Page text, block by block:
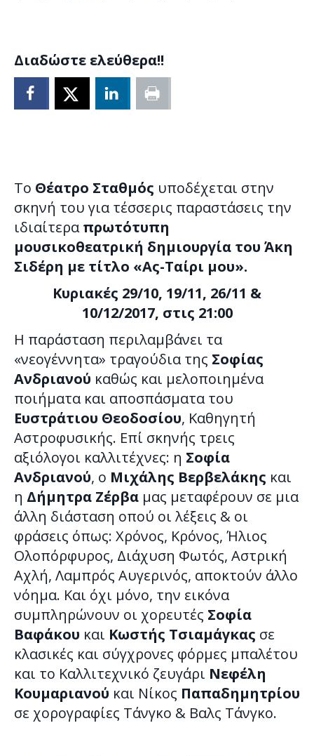
Διαδώστε ελεύθερα!!
Tο Θέατρο Σταθμός υποδέχεται στην
σκηνή του για τέσσερις παραστάσεις την
ιδιαίτεραπρωτότυπη
μουσικοθεατρική δημιουργία του Άκη
Σιδέρη με τίτλο «Ας-Ταίρι μου».
Κυριακές 29/10, 19/11, 26/11 &
10/12/2017, στις 21:00
Η παράσταση περιλαμβάνει τα
«νεογέννητα» τραγούδια της Σοφίας
Ανδριανού καθώς και μελοποιημένα
ποιήματα και αποσπάσματα του
Ευστράτιου Θεοδοσίου, Καθηγητή
Αστροφυσικής. Επί σκηνής τρεις
αξιόλογοι καλλιτέχνες: η Σοφία
Ανδριανού, ο Μιχάλης Βερβελάκης και
η Δήμητρα Ζέρβα μας μεταφέρουν σε μια
άλλη διάσταση οπού οι λέξεις & οι
φράσεις όπως: Χρόνος, Κρόνος, Ήλιος
Ολοπόρφυρος, Διάχυση Φωτός, Αστρική
Αχλή, Λαμπρός Αυγερινός, αποκτούν άλλο
νόημα. Και όχι μόνο, την εικόνα
συμπληρώνουν οι χορευτές Σοφία
Βαφάκου και Κωστής Τσιαμάγκας σε
κλασικές και σύγχρονες φόρμες μπαλέτου
και το Καλλιτεχνικό ζευγάρι Νεφέλη
Κουμαριανού και Νίκος Παπαδημητρίου
σε χορογραφίες Τάνγκο & Βαλς Τάνγκο.